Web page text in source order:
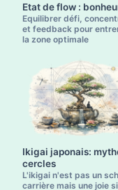
Etat de flow :
Equilibrer défi,
et feedback pour
la zone optimale
Ikigai japonais:
cercles
L'ikigai n'est pas un
carrière mais une joie